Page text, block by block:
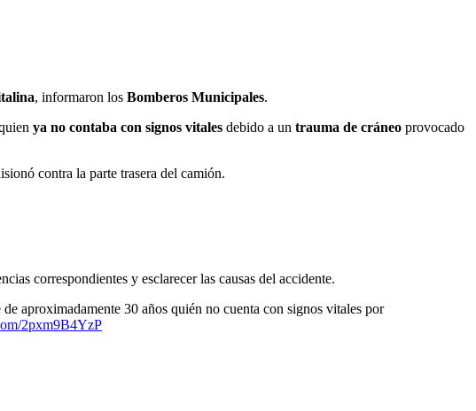
, informaron los Bomberos Municipales.
ya no contaba con signos vitales debido a un trauma de cráneo provocado
contra la parte trasera del camión.
correspondientes y esclarecer las causas del accidente.
aproximadamente 30 años quién no cuenta con signos vitales por
2pxm9B4YzP